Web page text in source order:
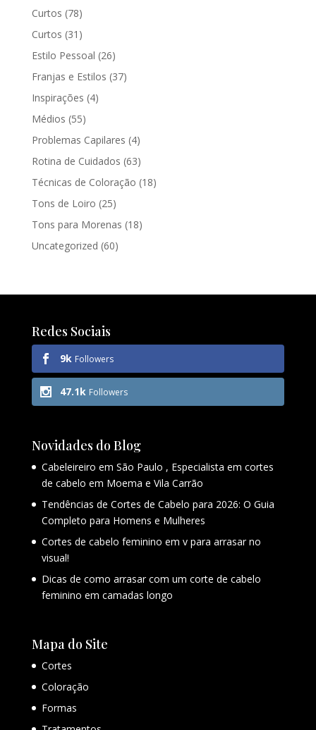
Curtos (78)
Curtos (31)
Estilo Pessoal (26)
Franjas e Estilos (37)
Inspirações (4)
Médios (55)
Problemas Capilares (4)
Rotina de Cuidados (63)
Técnicas de Coloração (18)
Tons de Loiro (25)
Tons para Morenas (18)
Uncategorized (60)
Redes Sociais
9k Followers
47.1k Followers
Novidades do Blog
Cabeleireiro em São Paulo , Especialista em cortes
de cabelo em Moema e Vila Carrão
Tendências de Cortes de Cabelo para 2026: O Guia
Completo para Homens e Mulheres
Cortes de cabelo feminino em v para arrasar no
visual!
Dicas de como arrasar com um corte de cabelo
feminino em camadas longo
Mapa do Site
Cortes
Coloração
Formas